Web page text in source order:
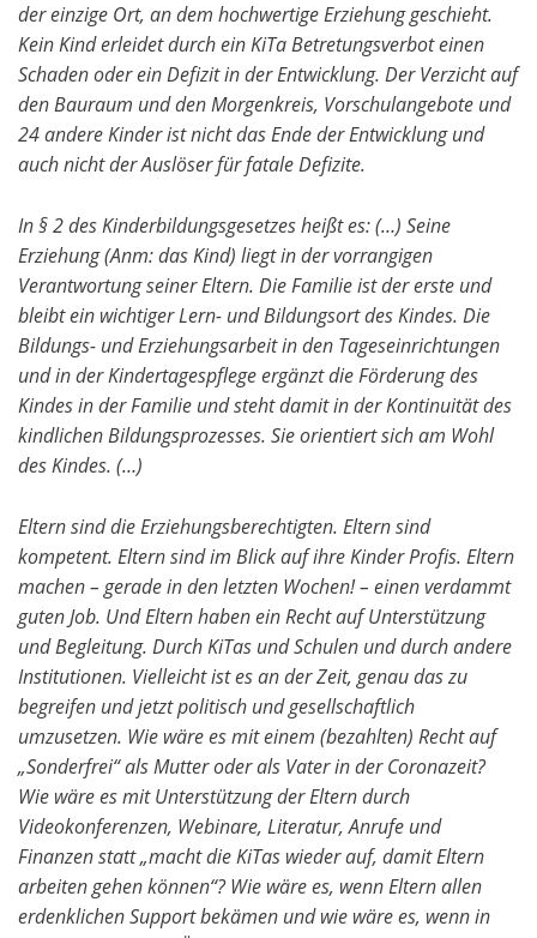
der einzige Ort, an dem hochwertige Erziehung geschieht.
Kein Kind erleidet durch ein KiTa Betretungsverbot einen
Schaden oder ein Defizit in der Entwicklung. Der Verzicht auf
den Bauraum und den Morgenkreis, Vorschulangebote und
24 andere Kinder ist nicht das Ende der Entwicklung und
auch nicht der Auslöser für fatale Defizite.
In § 2 des Kinderbildungsgesetzes heißt es: (…) Seine
Erziehung (Anm: das Kind) liegt in der vorrangigen
Verantwortung seiner Eltern. Die Familie ist der erste und
bleibt ein wichtiger Lern- und Bildungsort des Kindes. Die
Bildungs- und Erziehungsarbeit in den Tageseinrichtungen
und in der Kindertagespflege ergänzt die Förderung des
Kindes in der Familie und steht damit in der Kontinuität des
kindlichen Bildungsprozesses. Sie orientiert sich am Wohl
des Kindes. (…)
Eltern sind die Erziehungsberechtigten. Eltern sind
kompetent. Eltern sind im Blick auf ihre Kinder Profis. Eltern
machen – gerade in den letzten Wochen! – einen verdammt
guten Job. Und Eltern haben ein Recht auf Unterstützung
und Begleitung. Durch KiTas und Schulen und durch andere
Institutionen. Vielleicht ist es an der Zeit, genau das zu
begreifen und jetzt politisch und gesellschaftlich
umzusetzen. Wie wäre es mit einem (bezahlten) Recht auf
„Sonderfrei“ als Mutter oder als Vater in der Coronazeit?
Wie wäre es mit Unterstützung der Eltern durch
Videokonferenzen, Webinare, Literatur, Anrufe und
Finanzen statt „macht die KiTas wieder auf, damit Eltern
arbeiten gehen können“? Wie wäre es, wenn Eltern allen
erdenklichen Support bekämen und wie wäre es, wenn in